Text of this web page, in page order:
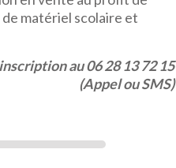
matériel scolaire et
au 06 28 13 72 15
(Appel ou SMS)